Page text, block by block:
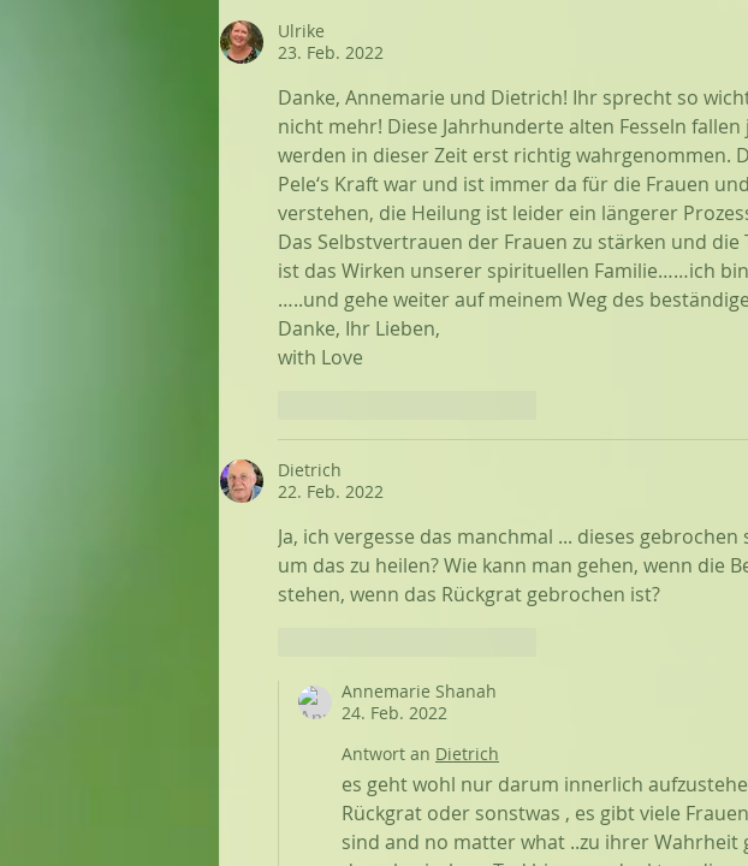
Ulrike
23. Feb. 2022
Danke, Annemarie und Dietrich! Ihr sprecht so
nicht mehr! Diese Jahrhunderte alten Fesseln
werden in dieser Zeit erst richtig wahrgenommen.
Pele‘s Kraft war und ist immer da für die Frauen
verstehen, die Heilung ist leider ein längerer
Das Selbstvertrauen der Frauen zu stärken und
ist das Wirken unserer spirituellen Familie……ich
…..und gehe weiter auf meinem Weg des
Danke, Ihr Lieben,
with Love
Dietrich
22. Feb. 2022
Ja, ich vergesse das manchmal ... dieses
um das zu heilen? Wie kann man gehen, wenn die
stehen, wenn das Rückgrat gebrochen ist?
Annemarie Shanah
24. Feb. 2022
Antwort an Dietrich
es geht wohl nur darum innerlich
Rückgrat oder sonstwas , es gibt viele
sind and no matter what ..zu ihrer